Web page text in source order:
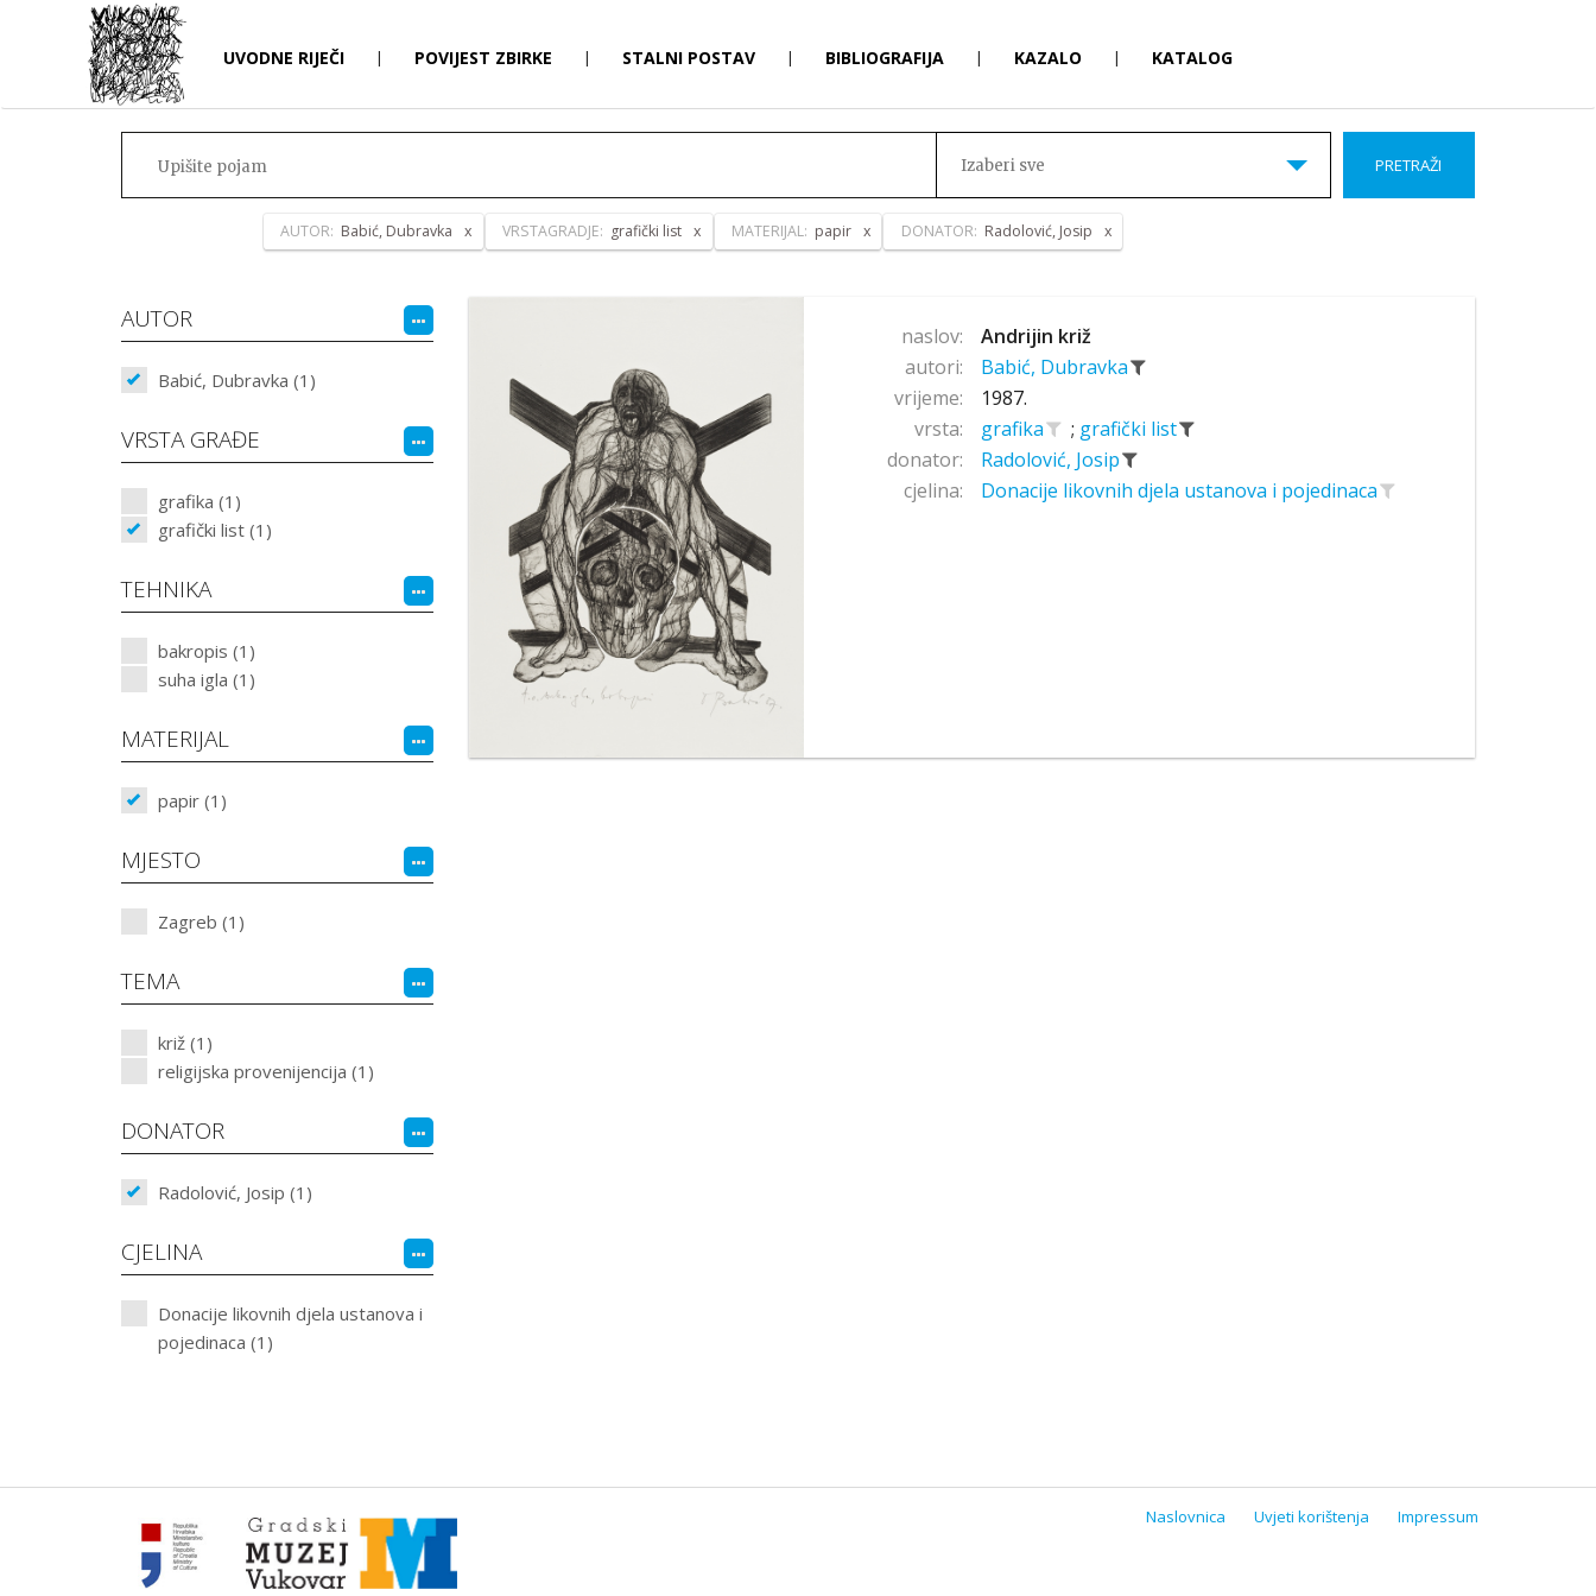
UVODNE RIJEČI | POVIJEST ZBIRKE | STALNI POSTAV | BIBLIOGRAFIJA | KAZALO | KATALOG
Izaberi sve PRETRAŽI
AUTOR: Babić, Dubravka VRSTAGRADJE: grafički list MATERIJAL: papir DONATOR: Radolović, Josip
AUTOR
Babić, Dubravka (1)
VRSTA GRAĐE
grafika (1)
grafički list (1)
TEHNIKA
bakropis (1)
suha igla (1)
MATERIJAL
papir (1)
MJESTO
Zagreb (1)
TEMA
križ (1)
religijska provenijencija (1)
DONATOR
Radolović, Josip (1)
CJELINA
Donacije likovnih djela ustanova i
pojedinaca (1)
naslov:
Andrijin križ
autori:
Babić, Dubravka
vrijeme:
1987.
vrsta:
grafika ; grafički list
donator:
Radolović, Josip
cjelina:
Donacije likovnih djela ustanova i pojedinaca
Naslovnica Uvjeti korištenja Impressum